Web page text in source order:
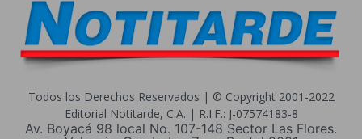
Todos los Derechos Reservados | © Copyright 2001-2022
Editorial Notitarde, C.A. | R.I.F.: J-07574183-8
Av. Boyacá 98 local No. 107-148 Sector Las Flores.